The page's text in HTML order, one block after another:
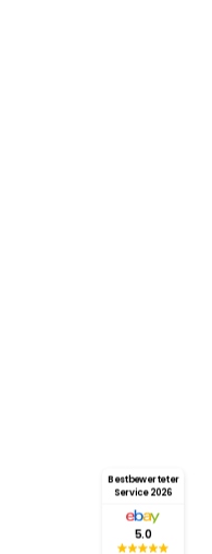
Bestbewerteter
Service 2026
5.0